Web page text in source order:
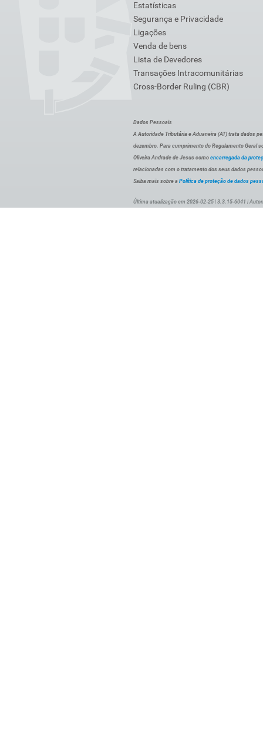
Estatísticas
Segurança e Privacidade
Ligações
Venda de bens
Lista de Devedores
Transações Intracomunitárias
Cross-Border Ruling (CBR)
Dados Pessoais
A Autoridade Tributária e Aduaneira (AT) trata dados
dezembro. Para cumprimento do Regulamento Geral
Oliveira Andrade de Jesus como encarregada da
relacionadas com o tratamento dos seus dados
Saiba mais sobre a Política de proteção de dados
Última atualização em 2026-02-25 | 3.3.15-6041 |